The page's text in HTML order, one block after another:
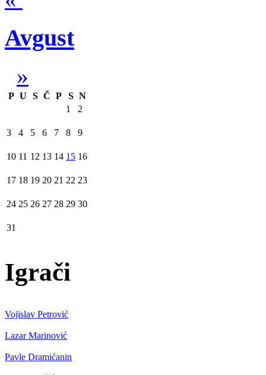
Avgust
»
P U S Č P S N
1
2
3 4 5 6 7 8 9
10 11 12 13 14 15 16
17 18 19 20 21 22 23
24 25 26 27 28 29 30
31
Igrači
Vojislav Petrović
Lazar Marinović
Pavle Dramićanin